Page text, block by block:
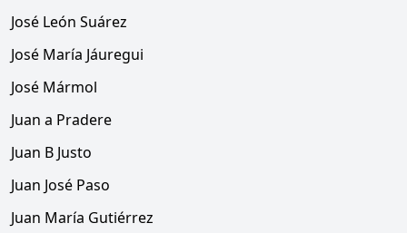
José León Suárez
José María Jáuregui
José Mármol
Juan a Pradere
Juan B Justo
Juan José Paso
Juan María Gutiérrez